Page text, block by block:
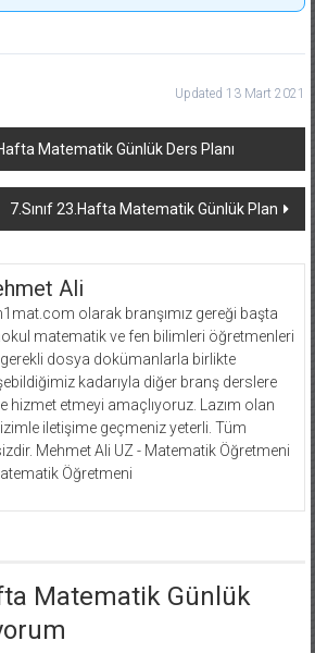
Updated 13 Mart 2021
Matematik Günlük Ders Planı
7.Sınıf 23.Hafta Matematik Günlük Plan
Ali
olarak branşımız gereği başta
matematik ve fen bilimleri öğretmenleri
dosya dokümanlarla birlikte
kadarıyla diğer branş derslere
hizmet etmeyi amaçlıyoruz. Lazım olan
iletişime geçmeniz yeterli. Tüm
Mehmet Ali UZ - Matematik Öğretmeni
Öğretmeni
Matematik Günlük